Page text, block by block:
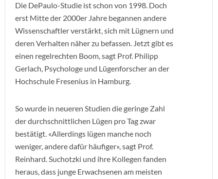
Die DePaulo-Studie ist schon von 1998. Doch
erst Mitte der 2000er Jahre begannen andere
Wissenschaftler verstärkt, sich mit Lügnern und
deren Verhalten näher zu befassen. Jetzt gibt es
einen regelrechten Boom, sagt Prof. Philipp
Gerlach, Psychologe und Lügenforscher an der
Hochschule Fresenius in Hamburg.
So wurde in neueren Studien die geringe Zahl
der durchschnittlichen Lügen pro Tag zwar
bestätigt. «Allerdings lügen manche noch
weniger, andere dafür häufiger», sagt Prof.
Reinhard. Suchotzki und ihre Kollegen fanden
heraus, dass junge Erwachsenen am meisten